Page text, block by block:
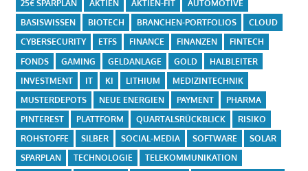
25€ SPARPLAN AKTIEN AKTIEN-FIT
AUTOMOTIVE
BASISWISSEN
BIOTECH BRANCHEN-PORTFOLIOS
CLOUD
CYBERSECURITY
ETFS FINANCE FINANZEN
FINTECH
FONDS
GAMING GELDANLAGE GOLD
HALBLEITER
INVESTMENT
IT KI LITHIUM
MEDIZINTECHNIK
MUSTERDEPOTS
NEUE ENERGIEN PAYMENT
PHARMA
PINTEREST
PLATTFORM QUARTALSRÜCKBLICK
RISIKO
ROHSTOFFE
SILBER SOCIAL-MEDIA SOFTWARE
SOLAR
SPARPLAN
TECHNOLOGIE
TELEKOMMUNIKATION